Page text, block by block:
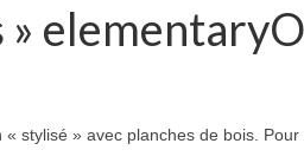
»
stylisé » avec planches de bois.